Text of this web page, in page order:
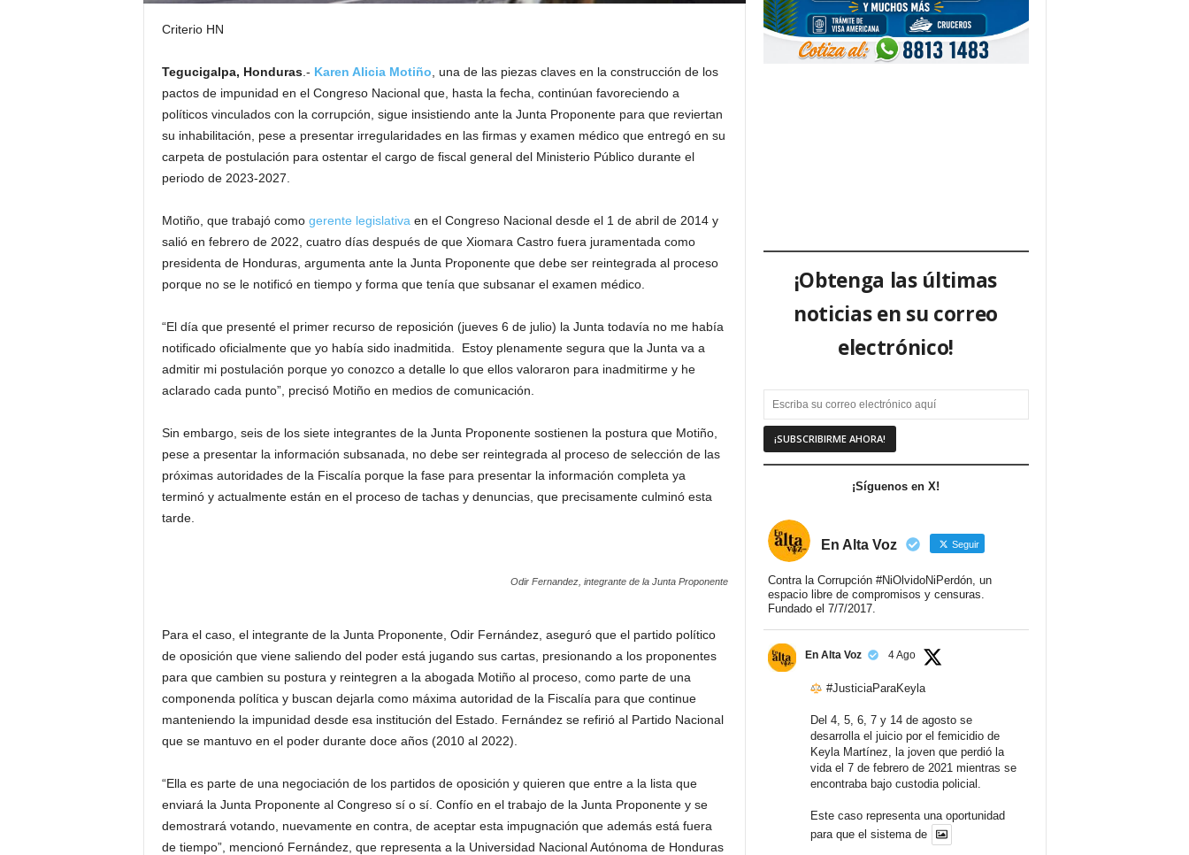
Criterio HN
Tegucigalpa, Honduras.- Karen Alicia Motiño , una de las piezas claves en la construcción de los
pactos de impunidad en el Congreso Nacional que, hasta la fecha, continúan favoreciendo a
políticos vinculados con la corrupción, sigue insistiendo ante la Junta Proponente para que reviertan
su inhabilitación, pese a presentar irregularidades en las firmas y examen médico que entregó en su
carpeta de postulación para ostentar el cargo de fiscal general del Ministerio Público durante el
periodo de 2023-2027.
Motiño, que trabajó como gerente legislativa en el Congreso Nacional desde el 1 de abril de 2014 y
salió en febrero de 2022, cuatro días después de que Xiomara Castro fuera juramentada como
presidenta de Honduras, argumenta ante la Junta Proponente que debe ser reintegrada al proceso
porque no se le notificó en tiempo y forma que tenía que subsanar el examen médico.
“El día que presenté el primer recurso de reposición (jueves 6 de julio) la Junta todavía no me había
notificado oficialmente que yo había sido inadmitida. Estoy plenamente segura que la Junta va a
admitir mi postulación porque yo conozco a detalle lo que ellos valoraron para inadmitirme y he
aclarado cada punto”, precisó Motiño en medios de comunicación.
Sin embargo, seis de los siete integrantes de la Junta Proponente sostienen la postura que Motiño,
pese a presentar la información subsanada, no debe ser reintegrada al proceso de selección de las
próximas autoridades de la Fiscalía porque la fase para presentar la información completa ya
terminó y actualmente están en el proceso de tachas y denuncias, que precisamente culminó esta
tarde.
Odir Fernandez, integrante de la Junta Proponente
Para el caso, el integrante de la Junta Proponente, Odir Fernández, aseguró que el partido político
de oposición que viene saliendo del poder está jugando sus cartas, presionando a los proponentes
para que cambien su postura y reintegren a la abogada Motiño al proceso, como parte de una
componenda política y buscan dejarla como máxima autoridad de la Fiscalía para que continue
manteniendo la impunidad desde esa institución del Estado. Fernández se refirió al Partido Nacional
que se mantuvo en el poder durante doce años (2010 al 2022).
“Ella es parte de una negociación de los partidos de oposición y quieren que entre a la lista que
enviará la Junta Proponente al Congreso sí o sí. Confío en el trabajo de la Junta Proponente y se
demostrará votando, nuevamente en contra, de aceptar esta impugnación que además está fuera
de tiempo”, mencionó Fernández, que representa a la Universidad Nacional Autónoma de Honduras
¡Obtenga las últimas
noticias en su correo
electrónico!
¡Síguenos en X!
En Alta Voz Seguir
Contra la Corrupción #NiOlvidoNiPerdón, un
espacio libre de compromisos y censuras.
Fundado el 7/7/2017.
En Alta Voz 4 Ago
#JusticiaParaKeyla
Del 4, 5, 6, 7 y 14 de agosto se
desarrolla el juicio por el femicidio de
Keyla Martínez, la joven que perdió la
vida el 7 de febrero de 2021 mientras se
encontraba bajo custodia policial.
Este caso representa una oportunidad
para que el sistema de